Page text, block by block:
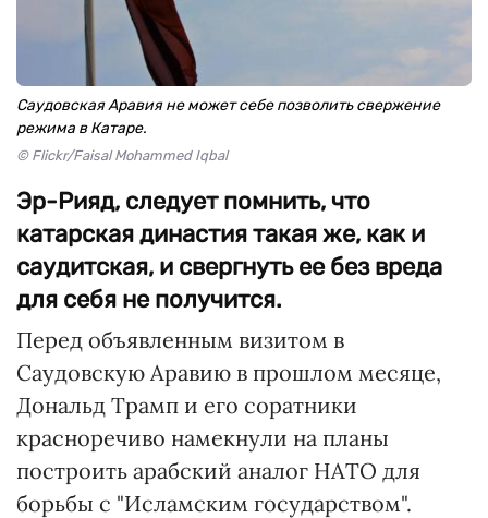
Саудовская Аравия не может себе позволить свержение
режима в Катаре.
© Flickr/Faisal Mohammed Iqbal
Эр-Рияд, следует помнить, что
катарская династия такая же, как и
саудитская, и свергнуть ее без вреда
для себя не получится.
Перед объявленным визитом в
Саудовскую Аравию в прошлом месяце,
Дональд Трамп и его соратники
красноречиво намекнули на планы
построить арабский аналог НАТО для
борьбы с "Исламским государством".